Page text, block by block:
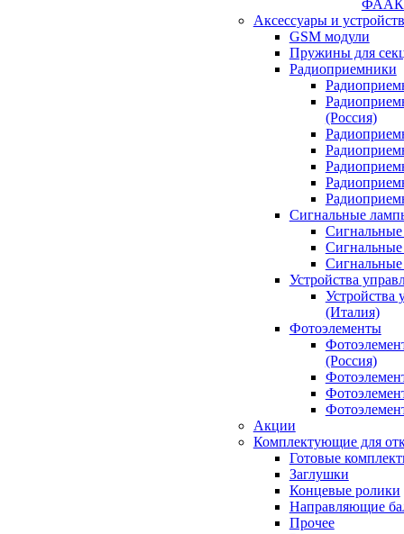
ФААК
Аксессуары и
GSM модули
Пружины для
Радиоприемники
(Россия)
Сигнальные
Устройства
Устройства
(Италия)
Фотоэлементы
(Россия)
Акции
Комплектующие для
Готовые
Заглушки
Концевые ролики
Направляющие
Прочее